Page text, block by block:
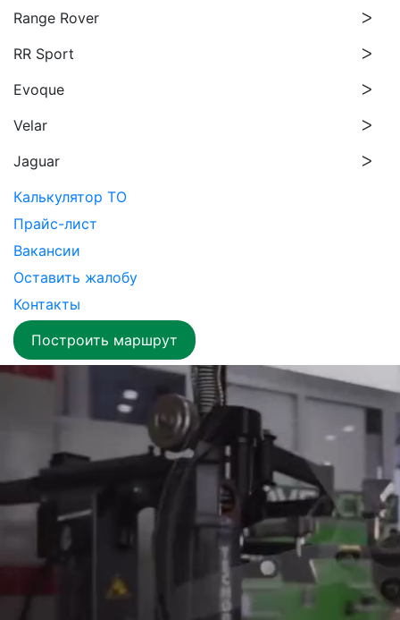
Range Rover
RR Sport
Evoque
Velar
Jaguar
Калькулятор ТО
Прайс-лист
Вакансии
Оставить жалобу
Контакты
Построить маршрут